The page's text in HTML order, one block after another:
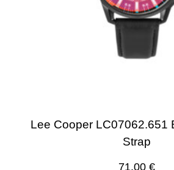
Lee Cooper LC07062.651
Strap
71.00 €